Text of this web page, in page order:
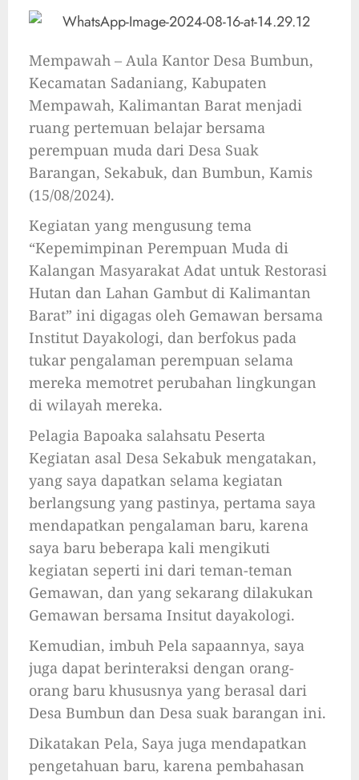
Mempawah – Aula Kantor Desa Bumbun,
Kecamatan Sadaniang, Kabupaten
Mempawah, Kalimantan Barat menjadi
ruang pertemuan belajar bersama
perempuan muda dari Desa Suak
Barangan, Sekabuk, dan Bumbun, Kamis
(15/08/2024).
Kegiatan yang mengusung tema
“Kepemimpinan Perempuan Muda di
Kalangan Masyarakat Adat untuk Restorasi
Hutan dan Lahan Gambut di Kalimantan
Barat” ini digagas oleh Gemawan bersama
Institut Dayakologi, dan berfokus pada
tukar pengalaman perempuan selama
mereka memotret perubahan lingkungan
di wilayah mereka.
Pelagia Bapoaka salahsatu Peserta
Kegiatan asal Desa Sekabuk mengatakan,
yang saya dapatkan selama kegiatan
berlangsung yang pastinya, pertama saya
mendapatkan pengalaman baru, karena
saya baru beberapa kali mengikuti
kegiatan seperti ini dari teman-teman
Gemawan, dan yang sekarang dilakukan
Gemawan bersama Insitut dayakologi.
Kemudian, imbuh Pela sapaannya, saya
juga dapat berinteraksi dengan orang-
orang baru khususnya yang berasal dari
Desa Bumbun dan Desa suak barangan ini.
Dikatakan Pela, Saya juga mendapatkan
pengetahuan baru, karena pembahasan